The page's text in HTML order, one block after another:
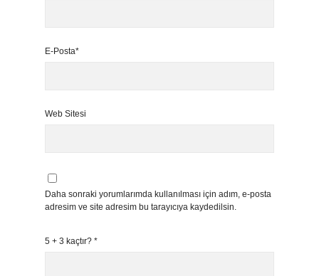
E-Posta*
Web Sitesi
Daha sonraki yorumlarımda kullanılması için adım, e-posta
adresim ve site adresim bu tarayıcıya kaydedilsin.
5 + 3 kaçtır? *